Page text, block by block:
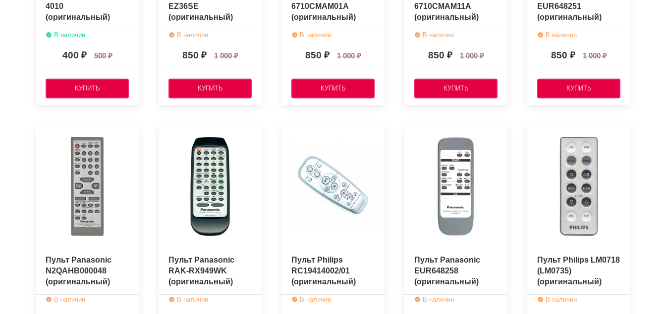
4010
(оригинальный)
В наличии
400 500
КУПИТЬ
EZ36SE
(оригинальный)
В наличии
850 1 000
КУПИТЬ
6710CMAM01A
(оригинальный)
В наличии
850 1 000
КУПИТЬ
6710CMAM11A
(оригинальный)
В наличии
850 1 000
КУПИТЬ
EUR648251
(оригинальный)
В наличии
850 1 000
КУПИТЬ
Пульт Panasonic
N2QAHB000048
(оригинальный)
В наличии
Пульт Panasonic
RAK-RX949WK
(оригинальный)
В наличии
Пульт Philips
RC19414002/01
(оригинальный)
В наличии
Пульт Panasonic
EUR648258
(оригинальный)
В наличии
Пульт Philips LM0718
(LM0735)
(оригинальный)
В наличии